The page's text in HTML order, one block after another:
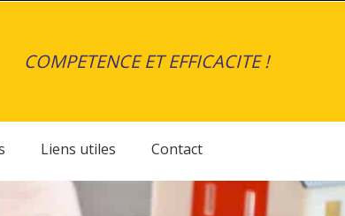
COMPETENCE ET EFFICACITE !
Liens utiles Contact